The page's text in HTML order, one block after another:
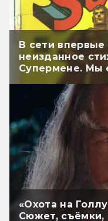
В сети
неизданное
Супермене. Мы
«Охота на
Сюжет, съёмки,